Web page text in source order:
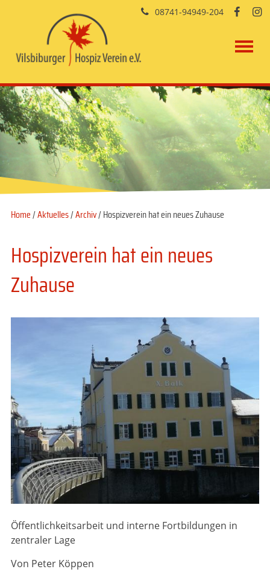
Home/Aktuelles/Archiv/ Hospizverein hat ein neues Zuhause
Hospizverein hat ein neues
Zuhause
Öffentlichkeitsarbeit und interne Fortbildungen in
zentraler Lage
Von Peter Köppen
08741-94949-204  